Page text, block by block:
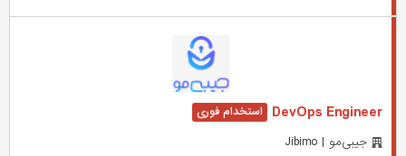
DevOps Engineer
جیبی‌مو | Jibimo